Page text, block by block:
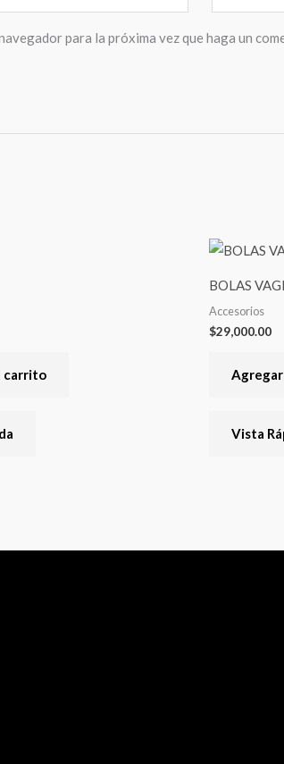
para la próxima vez que haga un
carrito
BOLAS
Accesorios
$29,000.00
Vista